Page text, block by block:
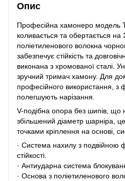
Опис
Професійна хамонеро модель
коливається та обертається на
поліетиленового волокна
забезпечує стійкість та
виконана з хромованої сталі.
зручний тримач хамону. Для
професійного використання,
полегшують нарізання.
V-подібна опора без шипів, що
збільшений діаметр шарніра,
точками кріплення на основі,
· Система нахилу з подвійною
стійкості.
· Антиударна система
· Основа з поліетиленового